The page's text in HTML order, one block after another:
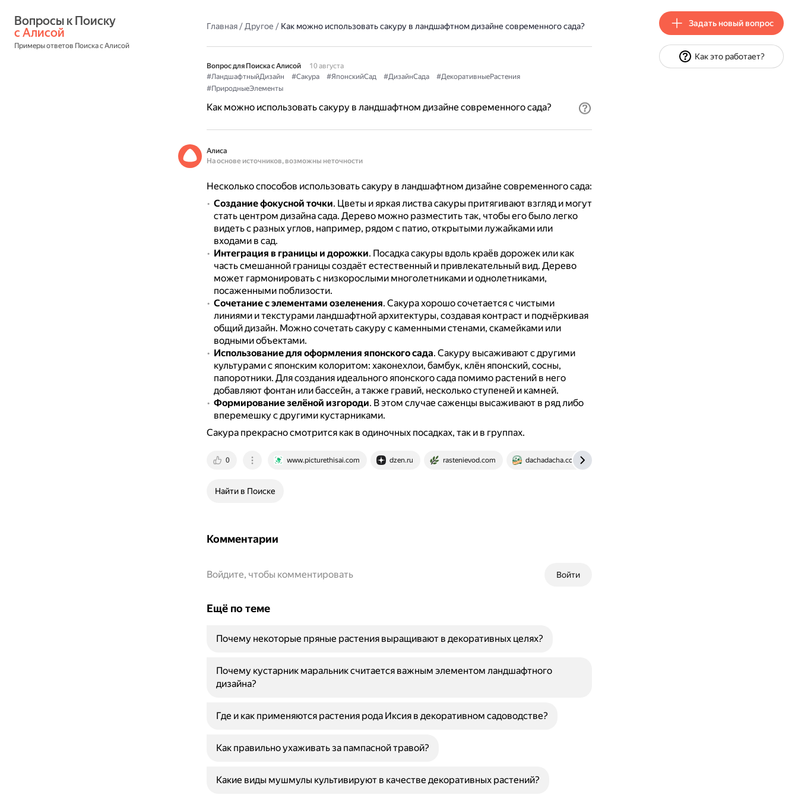
с Алисой
Примеры ответов Поиска с Алисой
Главная/Другое / Как можно использовать сакуру в ландшафтном дизайне современного сада?
Вопрос для Поиска с Алисой
10 августа
#ЛандшафтныйДизайн
#Сакура #ЯпонскийСад #ДизайнСада
#ДекоративныеРастения
#ПриродныеЭлементы
Как можно использовать сакуру в ландшафтном дизайне современного сада?
Алиса
На основе источников, возможны неточности
Несколько способов использовать сакуру в ландшафтном дизайне современного сада:
Создание фокусной точки. Цветы и яркая листва сакуры притягивают взгляд и могут
стать центром дизайна сада. Дерево можно разместить так, чтобы его было легко
видеть с разных углов, например, рядом с патио, открытыми лужайками или
входами в сад.
Интеграция в границы и дорожки. Посадка сакуры вдоль краёв дорожек или как
часть смешанной границы создаёт естественный и привлекательный вид. Дерево
может гармонировать с низкорослыми многолетниками и однолетниками,
посаженными поблизости.
Сочетание с элементами озеленения. Сакура хорошо сочетается с чистыми
линиями и текстурами ландшафтной архитектуры, создавая контраст и подчёркивая
общий дизайн. Можно сочетать сакуру с каменными стенами, скамейками или
водными объектами.
Использование для оформления японского сада. Сакуру высаживают с другими
культурами с японским колоритом: хаконехлои, бамбук, клён японский, сосны,
папоротники. Для создания идеального японского сада помимо растений в него
добавляют фонтан или бассейн, а также гравий, несколько ступеней и камней.
Формирование зелёной изгороди. В этом случае саженцы высаживают в ряд либо
вперемешку с другими кустарниками.
Сакура прекрасно смотрится как в одиночных посадках, так и в группах.
0 www.picturethisai.com dzen.ru rastenievod.com dachadacha.com
Найти в Поиске
Комментарии
Войти
Войдите, чтобы комментировать
Ещё по теме
Почему некоторые пряные растения выращивают в декоративных целях?
Почему кустарник маральник считается важным элементом ландшафтного
дизайна?
Где и как применяются растения рода Иксия в декоративном садоводстве?
Как правильно ухаживать за пампасной травой?
Какие виды мушмулы культивируют в качестве декоративных растений?
Задать новый вопрос
Как это работает?